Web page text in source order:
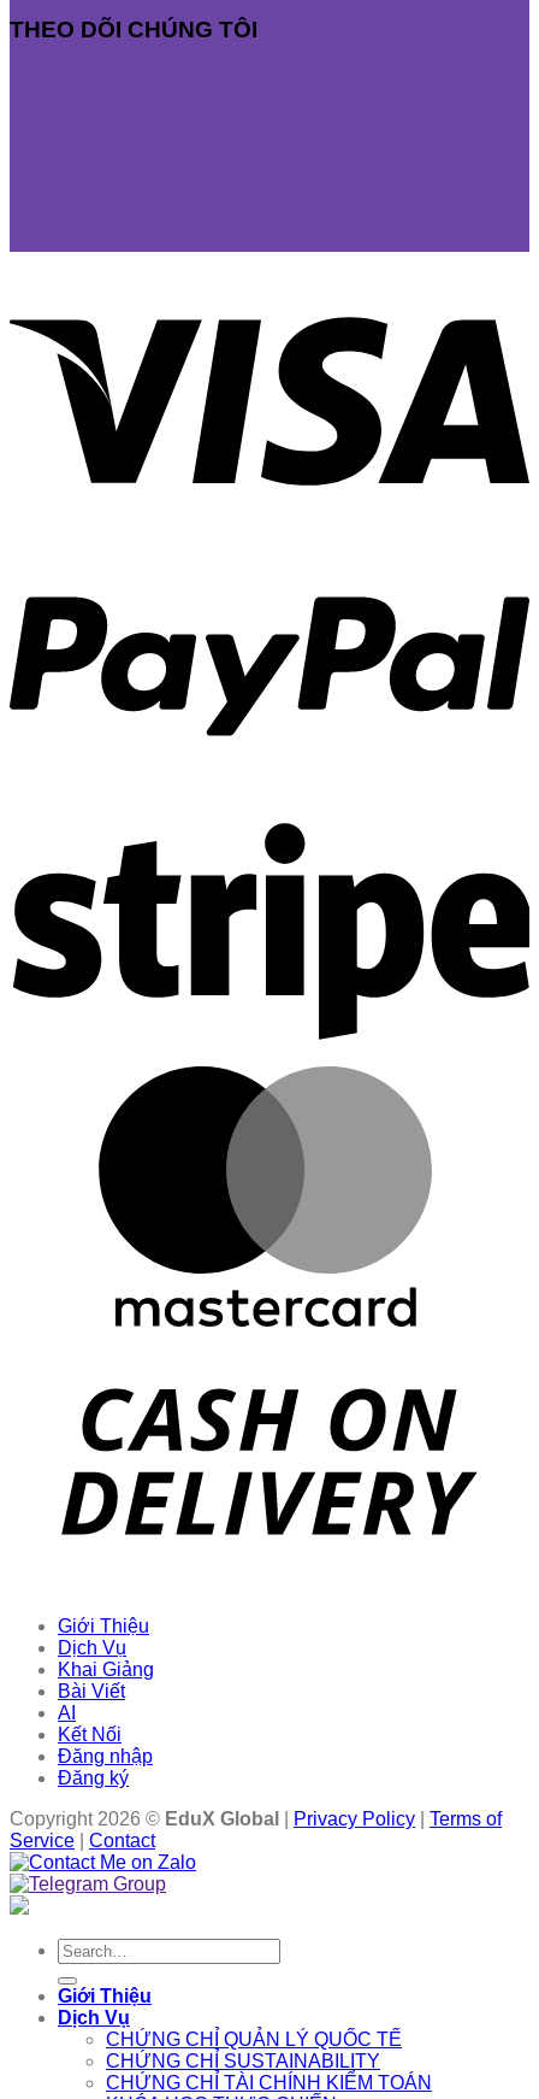
THEO DÕI CHÚNG TÔI
Giới Thiệu
Dịch Vụ
Khai Giảng
Bài Viết
AI
Kết Nối
Đăng nhập
Đăng ký
Copyright 2026 © EduX Global Privacy Policy
Terms of
Service
Contact
Search
for:
Giới Thiệu
Dịch Vụ
CHỨNG CHỈ QUẢN LÝ QUỐC TẾ
CHỨNG CHỈ SUSTAINABILITY
CHỨNG CHỈ TÀI CHÍNH KIỂM TOÁN